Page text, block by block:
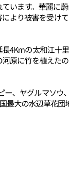
います。華麗に
より被害を受け
4Kmの太和江
原に竹を植えた
、ヤグルマソ
大の水辺草花団